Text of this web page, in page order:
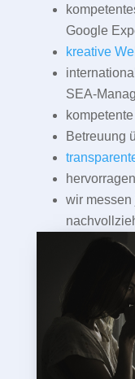
Google
kreative
SEA-
Betreuung
wir messen